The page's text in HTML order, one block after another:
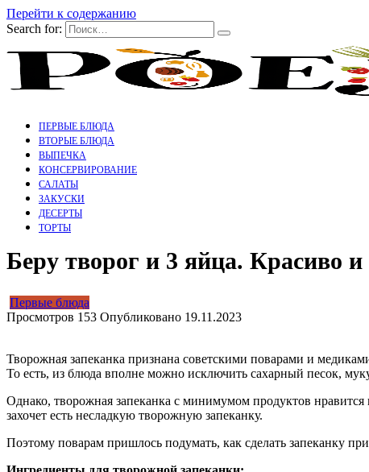
Перейти к содержанию
Search for:
ПЕРВЫЕ БЛЮДА
ВТОРЫЕ БЛЮДА
ВЫПЕЧКА
КОНСЕРВИРОВАНИЕ
САЛАТЫ
ЗАКУСКИ
ДЕСЕРТЫ
ТОРТЫ
Беру творог и 3 яйца. Красиво
Первые блюда
Просмотров 153 Опубликовано 19.11.2023
Творожная запеканка признана советскими поварами и
То есть, из блюда вполне можно исключить сахарный песок,
Однако, творожная запеканка с минимумом продуктов
захочет есть несладкую творожную запеканку.
Поэтому поварам пришлось подумать, как сделать запеканку